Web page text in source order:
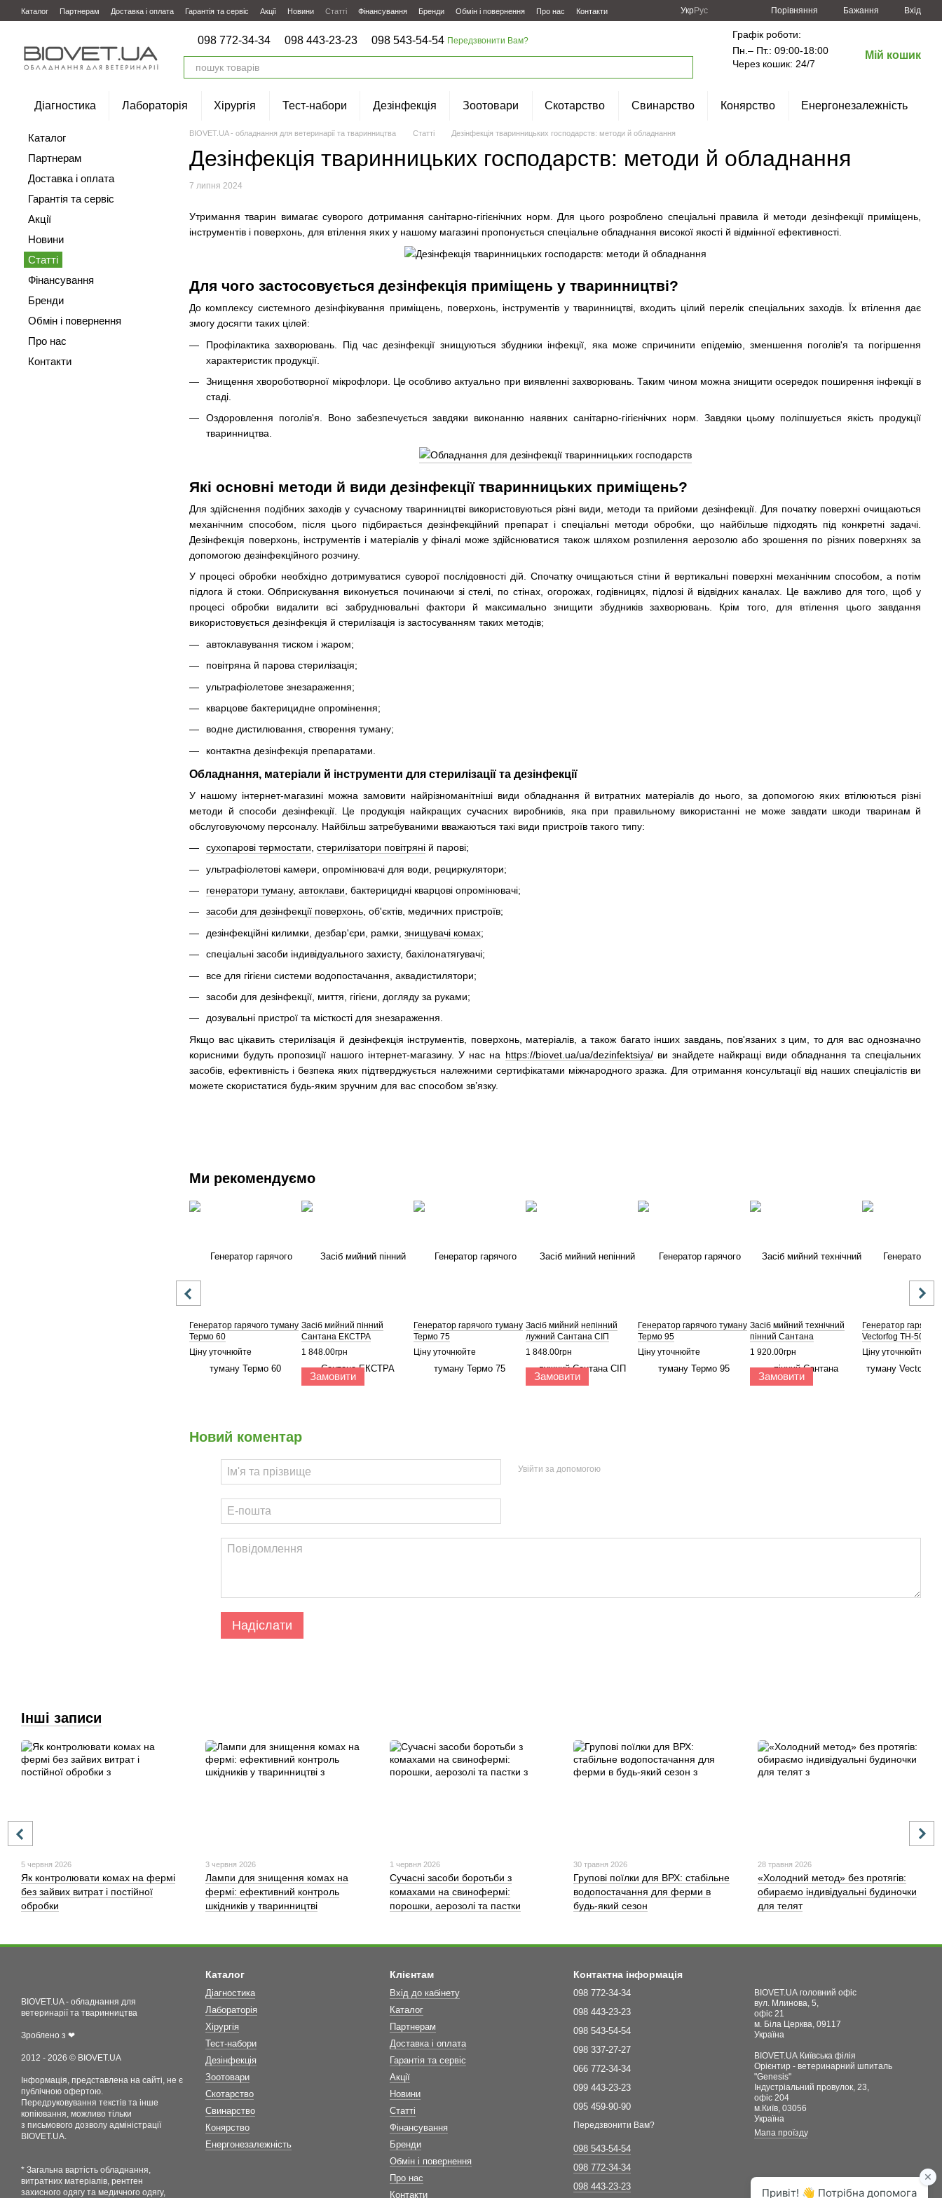
Перейти до основного контенту
Каталог Партнерам Доставка і оплата Гарантія та сервіс Акції Новини Статті Фінансування Бренди Обмін і повернення Про нас Контакти УкрРус Порівняння Бажання Вхід
098 772-34-34 098 443-23-23 098 543-54-54 Передзвонити Вам?
Графік роботи:
Пн.– Пт.: 09:00-18:00
Через кошик: 24/7
Мій кошик
Діагностика Лабораторія Хірургія Тест-набори Дезінфекція Зоотовари Скотарство Свинарство Конярство Енергонезалежність
BIOVET.UA - обладнання для ветеринарії та тваринництва Статті Дезінфекція тваринницьких господарств: методи й обладнання
Дезінфекція тваринницьких господарств: методи й обладнання
7 липня 2024
Утримання тварин вимагає суворого дотримання санітарно-гігієнічних норм. Для цього розроблено спеціальні правила й методи дезінфекції приміщень,
інструментів і поверхонь, для втілення яких у нашому магазині пропонується спеціальне обладнання високої якості й відмінної ефективності.
Для чого застосовується дезінфекція приміщень у тваринництві?
До комплексу системного дезінфікування приміщень, поверхонь, інструментів у тваринництві, входить цілий перелік спеціальних заходів. Їх втілення дає
змогу досягти таких цілей:
Профілактика захворювань. Під час дезінфекції знищуються збудники інфекції, яка може спричинити епідемію, зменшення поголів'я та погіршення
характеристик продукції.
Знищення хвороботворної мікрофлори. Це особливо актуально при виявленні захворювань. Таким чином можна знищити осередок поширення інфекції в
стаді.
Оздоровлення поголів'я. Воно забезпечується завдяки виконанню наявних санітарно-гігієнічних норм. Завдяки цьому поліпшується якість продукції
тваринництва.
Які основні методи й види дезінфекції тваринницьких приміщень?
Для здійснення подібних заходів у сучасному тваринництві використовуються різні види, методи та прийоми дезінфекції. Для початку поверхні очищаються
механічним способом, після цього підбирається дезінфекційний препарат і спеціальні методи обробки, що найбільше підходять під конкретні задачі.
Дезінфекція поверхонь, інструментів і матеріалів у фіналі може здійснюватися також шляхом розпилення аерозолю або зрошення по різних поверхнях за
допомогою дезінфекційного розчину.
У процесі обробки необхідно дотримуватися суворої послідовності дій. Спочатку очищаються стіни й вертикальні поверхні механічним способом, а потім
підлога й стоки. Обприскування виконується починаючи зі стелі, по стінах, огорожах, годівницях, підлозі й відвідних каналах. Це важливо для того, щоб у
процесі обробки видалити всі забруднювальні фактори й максимально знищити збудників захворювань. Крім того, для втілення цього завдання
використовується дезінфекція й стерилізація із застосуванням таких методів;
автоклавування тиском і жаром;
повітряна й парова стерилізація;
ультрафіолетове знезараження;
кварцове бактерицидне опромінення;
водне дистилювання, створення туману;
контактна дезінфекція препаратами.
Обладнання, матеріали й інструменти для стерилізації та дезінфекції
У нашому інтернет-магазині можна замовити найрізноманітніші види обладнання й витратних матеріалів до нього, за допомогою яких втілюються різні
методи й способи дезінфекції. Це продукція найкращих сучасних виробників, яка при правильному використанні не може завдати шкоди тваринам й
обслуговуючому персоналу. Найбільш затребуваними вважаються такі види пристроїв такого типу:
сухопарові термостати стерилізатори повітряні й парові;
ультрафіолетові камери, опромінювачі для води, рециркулятори;
генератори туману, автоклави , бактерицидні кварцові опромінювачі;
засоби для дезінфекції поверхонь, об'єктів, медичних пристроїв;
дезінфекційні килимки, дезбар'єри, рамки, знищувачі комах;
спеціальні засоби індивідуального захисту, бахілонатягувачі;
все для гігієни системи водопостачання, аквадистилятори;
засоби для дезінфекції, миття, гігієни, догляду за руками;
дозувальні пристрої та місткості для знезараження.
Якщо вас цікавить стерилізація й дезінфекція інструментів, поверхонь, матеріалів, а також багато інших завдань, пов'язаних з цим, то для вас однозначно
корисними будуть пропозиції нашого інтернет-магазину. У нас на https://biovet.ua/ua/dezinfektsiya/ви знайдете найкращі види обладнання та спеціальних
засобів, ефективність і безпека яких підтверджується належними сертифікатами міжнародного зразка. Для отримання консультації від наших спеціалістів ви
можете скористатися будь-яким зручним для вас способом зв’язку.
Ми рекомендуємо
Генератор гарячого туману
Термо 60
Ціну уточнюйте
Засіб мийний пінний
Сантана ЕКСТРА
1 848.00грн
Замовити
Генератор гарячого туману
Термо 75
Ціну уточнюйте
Засіб мийний непінний
лужний Сантана СІП
1 848.00грн
Замовити
Генератор гарячого туману
Термо 95
Ціну уточнюйте
Засіб мийний технічний
пінний Сантана
1 920.00грн
Замовити
Генератор
Vectorfog ТН-500
Ціну уточнюйте
Новий коментар
Увійти за допомогою
Надіслати
Каталог
Партнерам
Доставка і оплата
Гарантія та сервіс
Акції
Новини
Статті
Фінансування
Бренди
Обмін і повернення
Про нас
Контакти
Інші записи
5 червня 2026
Як контролювати комах на фермі
без зайвих витрат і постійної
обробки
3 червня 2026
Лампи для знищення комах на
фермі: ефективний контроль
шкідників у тваринництві
1 червня 2026
Сучасні засоби боротьби з
комахами на свинофермі:
порошки, аерозолі та пастки
30 травня 2026
Групові поїлки для ВРХ: стабільне
водопостачання для ферми в
будь-який сезон
28 травня 2026
«Холодний метод» без протягів:
обираємо індивідуальні будиночки
для телят
BIOVET.UA - обладнання для
ветеринарії та тваринництва
Зроблено з ❤
2012 - 2026 © BIOVET.UA
Інформація, представлена на сайті, не є
публічною офертою.
Передруковування текстів та інше
копіювання, можливо тільки
з письмового дозволу адміністрації
BIOVET.UA.
* Загальна вартість обладнання,
витратних матеріалів, рентген
захисного одягу та медичного одягу,
Каталог
Діагностика
Лабораторія
Хірургія
Тест-набори
Дезінфекція
Зоотовари
Скотарство
Свинарство
Конярство
Енергонезалежність
Клієнтам
Вхід до кабінету
Каталог
Партнерам
Доставка і оплата
Гарантія та сервіс
Акції
Новини
Статті
Фінансування
Бренди
Обмін і повернення
Про нас
Контакти
Контактна інформація
098 772-34-34
098 443-23-23
098 543-54-54
098 337-27-27
066 772-34-34
099 443-23-23
095 459-90-90
Передзвонити Вам?
098 543-54-54
098 772-34-34
098 443-23-23
BIOVET.UA головний офіс
вул. Млинова, 5,
офіс 21
м. Біла Церква, 09117
Україна
BIOVET.UA Київська філія
Орієнтир - ветеринарний шпиталь
"Genesis"
Індустріальний провулок, 23,
офіс 204
м.Київ, 03056
Україна
Мапа проїзду